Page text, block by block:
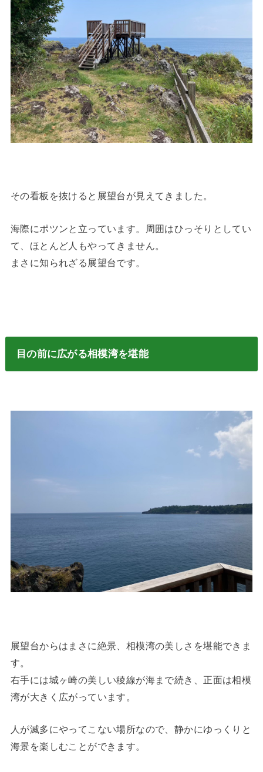
その看板を抜けると展望台が見えてきました。
海際にポツンと立っています。周囲はひっそりとしてい
て、ほとんど人もやってきません。
まさに知られざる展望台です。
目の前に広がる相模湾を堪能
展望台からはまさに絶景、相模湾の美しさを堪能できま
す。
右手には城ヶ崎の美しい稜線が海まで続き、正面は相模
湾が大きく広がっています。
人が滅多にやってこない場所なので、静かにゆっくりと
海景を楽しむことができます。